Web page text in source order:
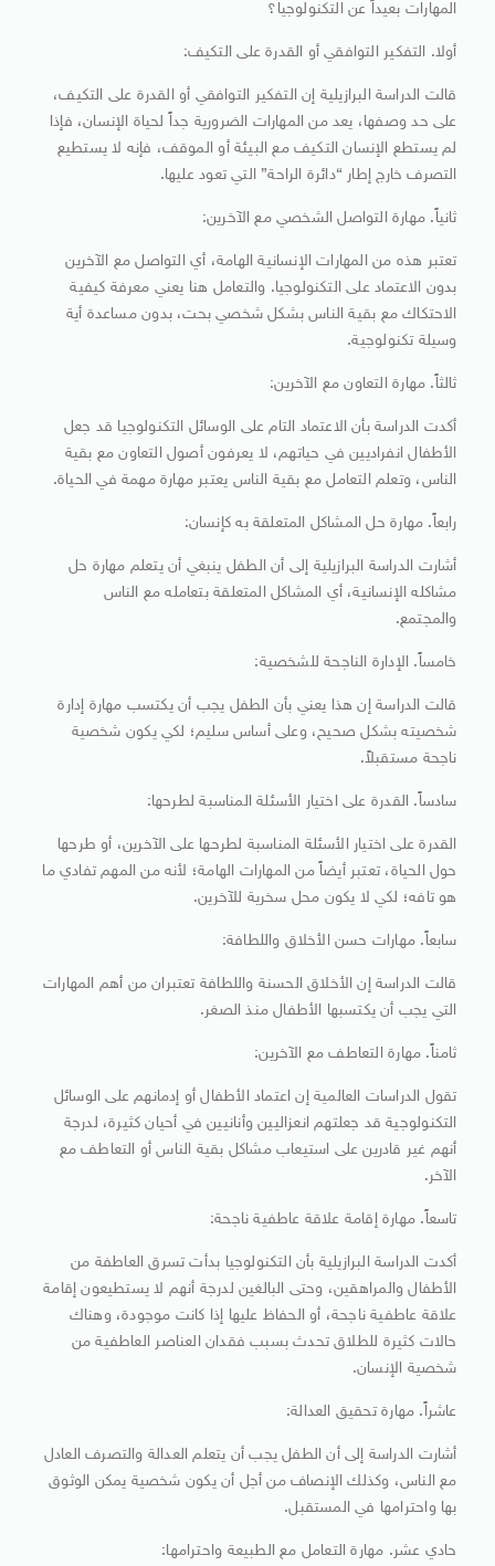
المهارات بعيداً عن التكنولوجيا؟
أولا. التفكير التوافقي أو القدرة على التكيف:
قالت الدراسة البرازيلية إن التفكير التوافقي أو القدرة على التكيف،
على حد وصفها، يعد من المهارات الضرورية جداً لحياة الإنسان، فإذا
لم يستطع الإنسان التكيف مع البيئة أو الموقف، فإنه لا يستطيع
التصرف خارج إطار “دائرة الراحة” التي تعود عليها.
ثانياً. مهارة التواصل الشخصي مع الآخرين:
تعتبر هذه من المهارات الإنسانية الهامة، أي التواصل مع الآخرين
بدون الاعتماد على التكنولوجيا. والتعامل هنا يعني معرفة كيفية
الاحتكاك مع بقية الناس بشكل شخصي بحت، بدون مساعدة أية
وسيلة تكنولوجية.
ثالثاً. مهارة التعاون مع الآخرين:
أكدت الدراسة بأن الاعتماد التام على الوسائل التكنولوجيا قد جعل
الأطفال انفراديين في حياتهم، لا يعرفون أصول التعاون مع بقية
الناس، وتعلم التعامل مع بقية الناس يعتبر مهارة مهمة في الحياة.
رابعاً. مهارة حل المشاكل المتعلقة به كإنسان:
أشارت الدراسة البرازيلية إلى أن الطفل ينبغي أن يتعلم مهارة حل
مشاكله الإنسانية، أي المشاكل المتعلقة بتعامله مع الناس
والمجتمع.
خامساً. الإدارة الناجحة للشخصية:
قالت الدراسة إن هذا يعني بأن الطفل يجب أن يكتسب مهارة إدارة
شخصيته بشكل صحيح، وعلى أساس سليم؛ لكي يكون شخصية
ناجحة مستقبلاً.
سادساً. القدرة على اختيار الأسئلة المناسبة لطرحها:
القدرة على اختيار الأسئلة المناسبة لطرحها على الآخرين، أو طرحها
حول الحياة، تعتبر أيضاً من المهارات الهامة؛ لأنه من المهم تفادي ما
هو تافه؛ لكي لا يكون محل سخرية للآخرين.
سابعاً. مهارات حسن الأخلاق واللطافة:
قالت الدراسة إن الأخلاق الحسنة واللطافة تعتبران من أهم المهارات
التي يجب أن يكتسبها الأطفال منذ الصغر.
ثامناً. مهارة التعاطف مع الآخرين:
تقول الدراسات العالمية إن اعتماد الأطفال أو إدمانهم على الوسائل
التكنولوجية قد جعلتهم انعزاليين وأنانيين في أحيان كثيرة، لدرجة
أنهم غير قادرين على استيعاب مشاكل بقية الناس أو التعاطف مع
الآخر.
تاسعاً. مهارة إقامة علاقة عاطفية ناجحة:
أكدت الدراسة البرازيلية بأن التكنولوجيا بدأت تسرق العاطفة من
الأطفال والمراهقين، وحتى البالغين لدرجة أنهم لا يستطيعون إقامة
علاقة عاطفية ناجحة، أو الحفاظ عليها إذا كانت موجودة، وهناك
حالات كثيرة للطلاق تحدث بسبب فقدان العناصر العاطفية من
شخصية الإنسان.
عاشراً. مهارة تحقيق العدالة:
أشارت الدراسة إلى أن الطفل يجب أن يتعلم العدالة والتصرف العادل
مع الناس، وكذلك الإنصاف من أجل أن يكون شخصية يمكن الوثوق
بها واحترامها في المستقبل.
حادي عشر. مهارة التعامل مع الطبيعة واحترامها: